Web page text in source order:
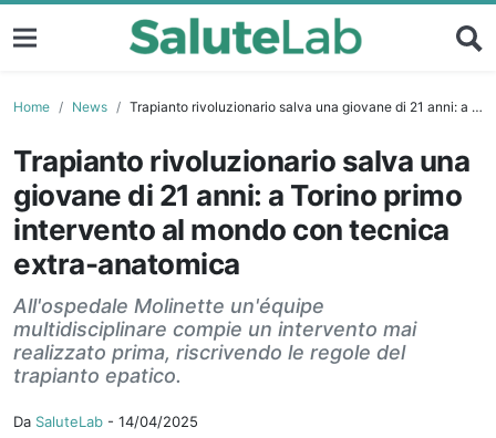
Home News Trapianto rivoluzionario salva una giovane di 21 anni: a Torino primo intervento al mondo con tecnica extra-anatomica
Trapianto rivoluzionario salva una
giovane di 21 anni: a Torino primo
intervento al mondo con tecnica
extra-anatomica
All'ospedale Molinette un'équipe
multidisciplinare compie un intervento mai
realizzato prima, riscrivendo le regole del
trapianto epatico.
Da SaluteLab - 14/04/2025